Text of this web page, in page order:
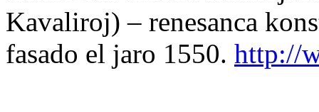
Kavaliroj) – renesanca
fasado el jaro 1550. http://